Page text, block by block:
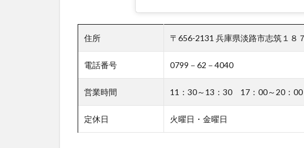
住所 〒656-2131 兵庫県淡路市志筑１８
電話番号 0799－62－4040
営業時間 11：30～13：30 17：00～20：00
定休日 火曜日・金曜日